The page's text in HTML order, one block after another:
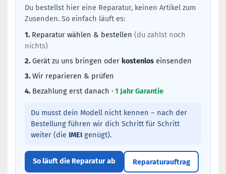
Du bestellst hier eine Reparatur, keinen Artikel zum
Zusenden. So einfach läuft es:
1. Reparatur wählen & bestellen (du zahlst noch
nichts)
2. Gerät zu uns bringen oder kostenlos einsenden
3. Wir reparieren & prüfen
4. Bezahlung erst danach · 1 Jahr Garantie
Du musst dein Modell nicht kennen – nach der
Bestellung führen wir dich Schritt für Schritt
weiter (die IMEI genügt).
So läuft die Reparatur ab Reparaturauftrag